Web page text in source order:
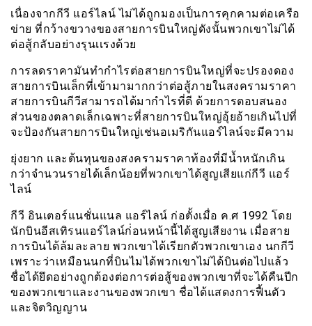
เนื่องจากกีวี แอร์ไลน์ ไม่ได้ถูกมองเป็นการคุกคามต่อเครือ
ข่าย ที่กว้างขวางของสายการบินใหญ่ดังนั้นพวกเขาไม่ได้
ต่อสู้กลับอย่างรุนเเรงด้วย
การลดราคามันทำกำไรต่อสายการบินใหญ่ที่จะปรองดอง
สายการบินเล็กที่เข้ามามากกว่าต่อสู้ภายในสงครามราคา
สายการบินกีวีสามารถได้มากำไรที่ดี ด้วยการตอบสนอง
ส่วนของตลาดเล็กเฉพาะที่สายการบินใหญ่อุ้ยอ้ายเกินไปที่
จะป้องกันสายการบินใหญ่เช่นอเมริกันแอร์ไลน์จะมีความ
ยุ่งยาก และต้นทุนของสงครามราคาท้องที่มีน้ำหนักเกิน
กว่าจำนวนรายได้เล็กน้อยที่พวกเขาได้สูญเสียแก่กีวี แอร์
ไลน์
กีวี อินเตอร์แนชั่นแนล แอร์ไลน์ ก่อตั้งเมื่อ ค.ศ 1992 โดย
นักบินอีสเทิรนแอร์ไลน์ก่่อนหน้านี้ได้สูญเสียงาน เมื่อสาย
การบินได้ล้มละลาย พวกเขาได้เรียกตัวพวกเขาเอง นกกีวี
เพราะว่าเหมือนนกที่บินไมได้พวกเขาไม่ได้บินต่อไปแล้ว
ชื่อได้ยึดอย่างถูกต้องต่อการต่อสู้ของพวกเขาที่จะได้คืนปีก
ของพวกเขาและงานของพวกเขา ชื่อได้แสดงการฟื้นตัว
และจิตวิญญาน